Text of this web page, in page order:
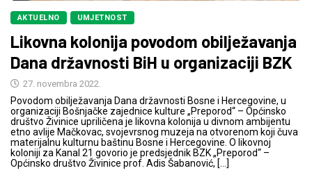
AKTUELNO UMJETNOST
Likovna kolonija povodom obilježavanja
Dana državnosti BiH u organizaciji BZK
27. novembra 2022.
Povodom obilježavanja Dana državnosti Bosne i Hercegovine, u
organizaciji Bošnjačke zajednice kulture „Preporod“ – Općinsko
društvo Živinice upriličena je likovna kolonija u divnom ambijentu
etno avlije Mačkovac, svojevrsnog muzeja na otvorenom koji čuva
materijalnu kulturnu baštinu Bosne i Hercegovine. O likovnoj
koloniji za Kanal 21 govorio je predsjednik BZK „Preporod“ –
Općinsko društvo Živinice prof. Adis Šabanović, […]